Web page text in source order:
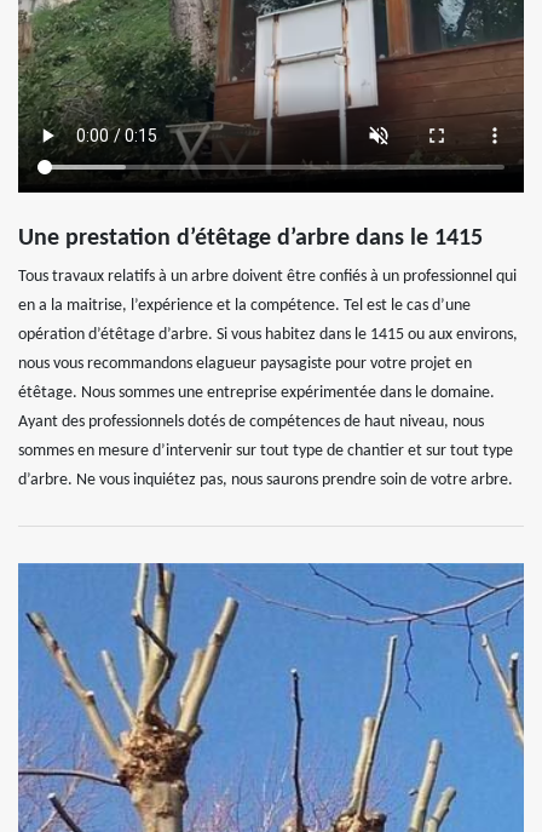
Une prestation d’étêtage d’arbre dans le 1415
Tous travaux relatifs à un arbre doivent être confiés à un professionnel qui
en a la maitrise, l’expérience et la compétence. Tel est le cas d’une
opération d’étêtage d’arbre. Si vous habitez dans le 1415 ou aux environs,
nous vous recommandons elagueur paysagiste pour votre projet en
étêtage. Nous sommes une entreprise expérimentée dans le domaine.
Ayant des professionnels dotés de compétences de haut niveau, nous
sommes en mesure d’intervenir sur tout type de chantier et sur tout type
d’arbre. Ne vous inquiétez pas, nous saurons prendre soin de votre arbre.